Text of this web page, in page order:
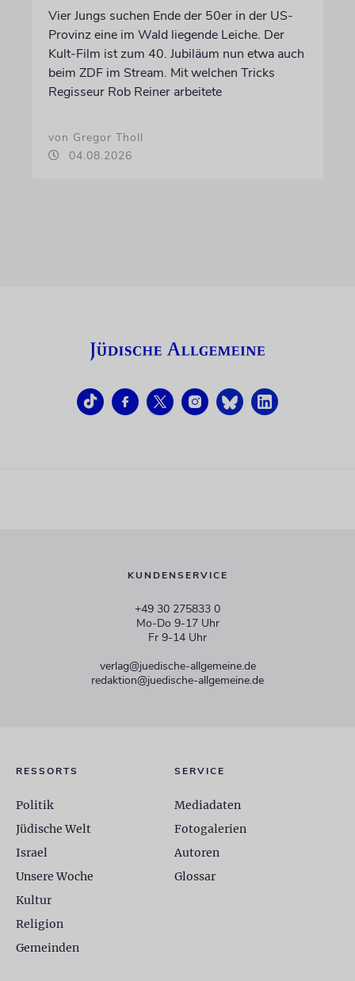
Vier Jungs suchen Ende der 50er in der US-
Provinz eine im Wald liegende Leiche. Der
Kult-Film ist zum 40. Jubiläum nun etwa auch
beim ZDF im Stream. Mit welchen Tricks
Regisseur Rob Reiner arbeitete
von Gregor Tholl
04.08.2026
KUNDENSERVICE
+49 30 275833 0
Mo-Do 9-17 Uhr
Fr 9-14 Uhr
verlag@juedische-allgemeine.de
redaktion@juedische-allgemeine.de
RESSORTS
Politik
Jüdische Welt
Israel
Unsere Woche
Kultur
Religion
Gemeinden
SERVICE
Mediadaten
Fotogalerien
Autoren
Glossar